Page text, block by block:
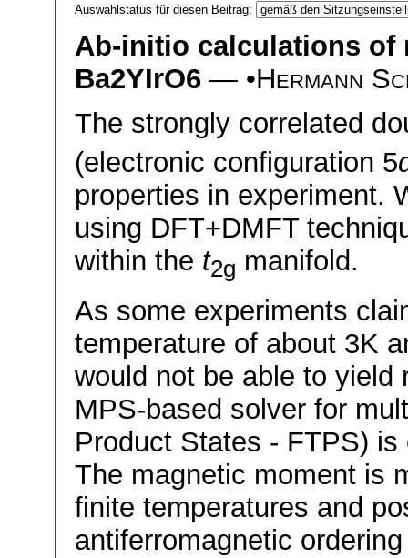
Auswahlstatus für diesen Beitrag:
Ab-initio calculations of
Ba2YIrO6 — •Hermann
The strongly correlated
(electronic configuration 5
properties in experiment.
using DFT+DMFT
within the t2g manifold.
As some experiments
temperature of about 3K
would not be able to
MPS-based solver for
Product States - FTPS)
The magnetic moment is
finite temperatures and
antiferromagnetic